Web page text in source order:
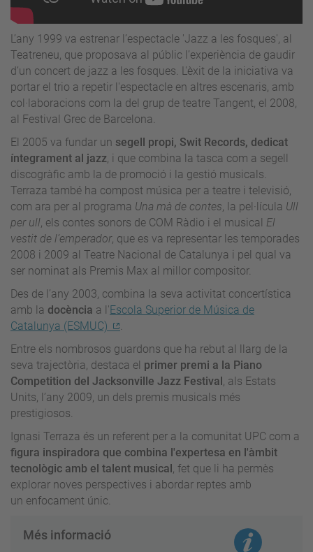
L’any 1999 va estrenar l’espectacle 'Jazz a les fosques', al
Teatreneu, que proposava al públic l’experiència de gaudir
d’un concert de jazz a les fosques. L'èxit de la iniciativa va
portar el trio a repetir l'espectacle en altres escenaris, amb
col·laboracions com la del grup de teatre Tangent, el 2008,
al Festival Grec de Barcelona.
El 2005 va fundar un segell propi, Swit Records, dedicat
íntegrament al jazz , i que combina la tasca com a segell
discogràfic amb la de promoció i la gestió musicals.
Terraza també ha compost música per a teatre i televisió,
com ara per al programa Una mà de contes , la pel·lícula Ull
per ull , els contes sonors de COM Ràdio i el musical El
vestit de l’emperador, que es va representar les temporades
2008 i 2009 al Teatre Nacional de Catalunya i pel qual va
ser nominat als Premis Max al millor compositor.
Des de l’any 2003, combina la seva activitat concertística
amb la docència a l'Escola Superior de Música de
Catalunya (ESMUC)
Entre els nombrosos guardons que ha rebut al llarg de la
seva trajectòria, destaca el primer premi a la Piano
Competition del Jacksonville Jazz Festival , als Estats
Units, l’any 2009, un dels premis musicals més
prestigiosos.
Ignasi Terraza és un referent per a la comunitat UPC com a
figura inspiradora que combina l'expertesa en l'àmbit
tecnològic amb el talent musical , fet que li ha permès
explorar noves perspectives i abordar reptes amb
un enfocament únic.
Més informació